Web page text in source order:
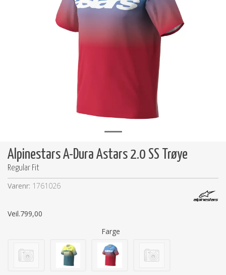
Alpinestars A-Dura Astars 2.0 SS Trøye
Regular Fit
Varenr: 1761026
Veil.799,00
Farge